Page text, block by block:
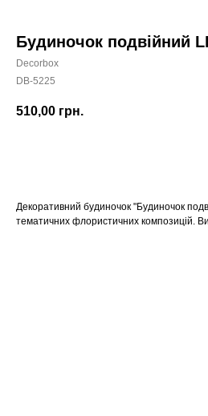
Будиночок подвійний
Decorbox
DB-5225
510,00 грн.
Декоративний будиночок "Будиночок
тематичних флористичних композицій.